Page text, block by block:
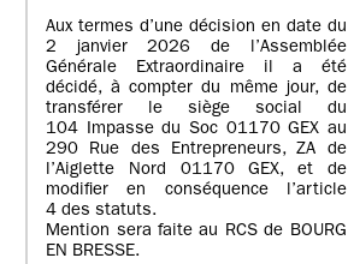
Aux termes d’une décision en date du
2 janvier 2026 de l’Assemblée
Générale Extraordinaire il a été
décidé, à compter du même jour, de
transférer le siège social du
104 Impasse du Soc 01170 GEX au
290 Rue des Entrepreneurs, ZA de
l’Aiglette Nord 01170 GEX, et de
modifier en conséquence l’article
4 des statuts.
Mention sera faite au RCS de BOURG
EN BRESSE.